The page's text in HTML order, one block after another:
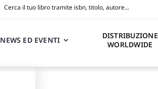
NEWS ED EVENTI
DISTRIBUZIONE
WORLDWIDE